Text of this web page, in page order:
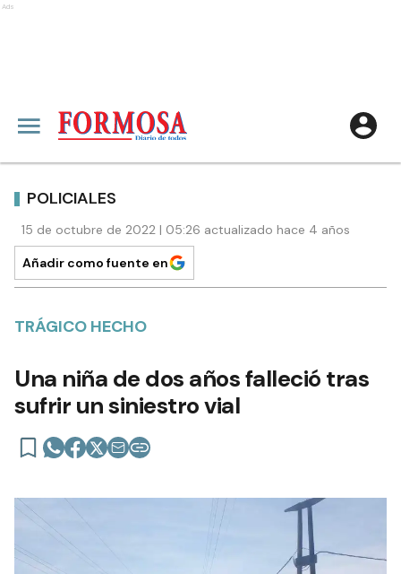
Ads
POLICIALES
15 de octubre de 2022 | 05:26 actualizado hace 4 años
Añadir como fuente en
TRÁGICO HECHO
Una niña de dos años falleció tras
sufrir un siniestro vial